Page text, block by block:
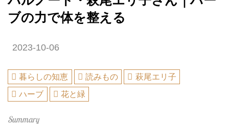
ブの力で体を整える
2023-10-06
暮らしの知恵 読みもの
萩尾エリ子
ハーブ
花と緑